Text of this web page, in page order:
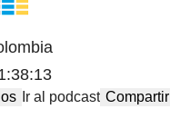
Ir al podcast Compartir